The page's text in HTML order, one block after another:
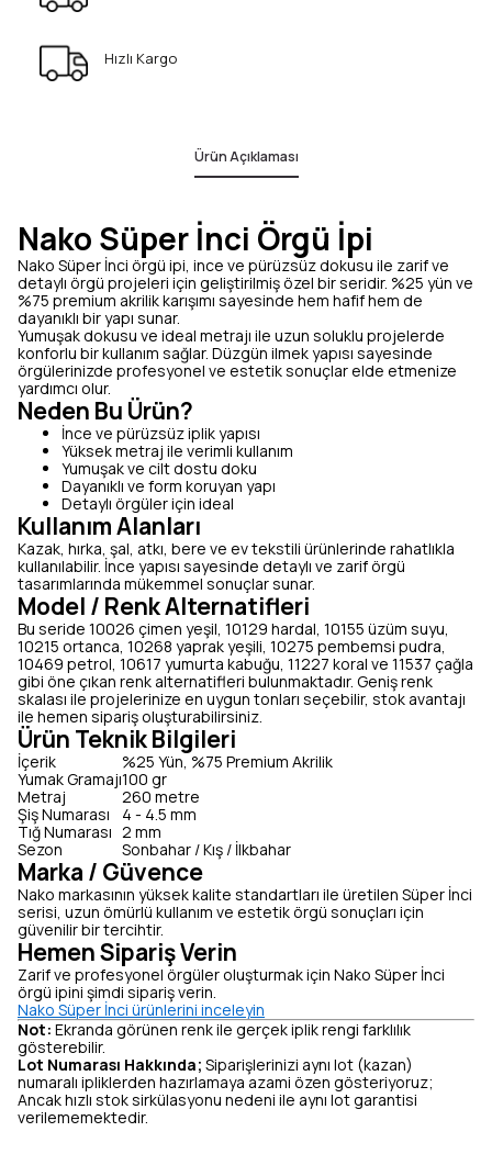
Hızlı Kargo
Ürün Açıklaması
Nako Süper İnci Örgü İpi
Nako Süper İnci örgü ipi, ince ve pürüzsüz dokusu ile zarif ve
detaylı örgü projeleri için geliştirilmiş özel bir seridir. %25 yün ve
%75 premium akrilik karışımı sayesinde hem hafif hem de
dayanıklı bir yapı sunar.
Yumuşak dokusu ve ideal metrajı ile uzun soluklu projelerde
konforlu bir kullanım sağlar. Düzgün ilmek yapısı sayesinde
örgülerinizde profesyonel ve estetik sonuçlar elde etmenize
yardımcı olur.
Neden Bu Ürün?
İnce ve pürüzsüz iplik yapısı
Yüksek metraj ile verimli kullanım
Yumuşak ve cilt dostu doku
Dayanıklı ve form koruyan yapı
Detaylı örgüler için ideal
Kullanım Alanları
Kazak, hırka, şal, atkı, bere ve ev tekstili ürünlerinde rahatlıkla
kullanılabilir. İnce yapısı sayesinde detaylı ve zarif örgü
tasarımlarında mükemmel sonuçlar sunar.
Model / Renk Alternatifleri
Bu seride 10026 çimen yeşil, 10129 hardal, 10155 üzüm suyu,
10215 ortanca, 10268 yaprak yeşili, 10275 pembemsi pudra,
10469 petrol, 10617 yumurta kabuğu, 11227 koral ve 11537 çağla
gibi öne çıkan renk alternatifleri bulunmaktadır. Geniş renk
skalası ile projelerinize en uygun tonları seçebilir, stok avantajı
ile hemen sipariş oluşturabilirsiniz.
Ürün Teknik Bilgileri
İçerik
%25 Yün, %75 Premium Akrilik
Yumak Gramajı100 gr
Metraj
260 metre
Şiş Numarası
4 - 4.5 mm
Tığ Numarası 2 mm
Sezon
Sonbahar / Kış / İlkbahar
Marka / Güvence
Nako markasının yüksek kalite standartları ile üretilen Süper İnci
serisi, uzun ömürlü kullanım ve estetik örgü sonuçları için
güvenilir bir tercihtir.
Hemen Sipariş Verin
Zarif ve profesyonel örgüler oluşturmak için Nako Süper İnci
örgü ipini şimdi sipariş verin.
Nako Süper İnci ürünlerini inceleyin
Not: Ekranda görünen renk ile gerçek iplik rengi farklılık
gösterebilir.
Lot Numarası Hakkında; Siparişlerinizi aynı lot (kazan)
numaralı ipliklerden hazırlamaya azami özen gösteriyoruz;
Ancak hızlı stok sirkülasyonu nedeni ile aynı lot garantisi
verilememektedir.